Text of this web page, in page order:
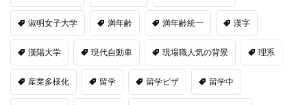
淑明女子大学 満年齢 満年齢統一 漢字
漢陽大学 現代自動車 現場職人気の背景 理系
産業多様化 留学 留学ビザ 留学中